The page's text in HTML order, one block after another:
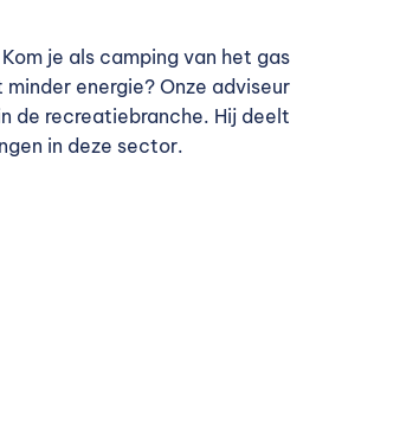
je als camping van het gas
energie? Onze adviseur
de recreatiebranche. Hij deelt
in deze sector.